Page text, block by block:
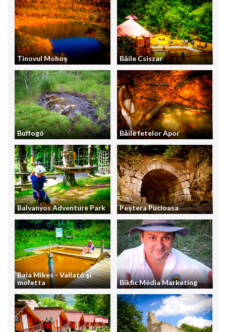
Tinovul Mohoș Băile Csiszar
Buffogó Băile fetelor Apor
Balvanyos Adventure Park Peștera Pucioasa
Baia Mikes - Vallató şi
mofetta
Bikfic Média Marketing